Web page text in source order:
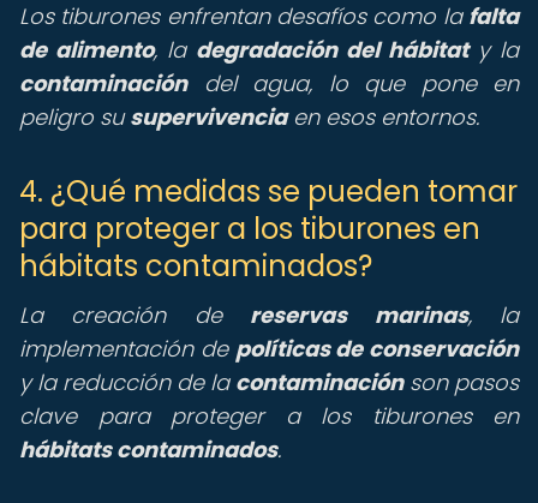
Los tiburones enfrentan desafíos como la falta
de alimento, la degradación del hábitaty la
contaminacióndel agua, lo que pone en
peligro susupervivenciaen esos entornos.
4. ¿Qué medidas se pueden tomar
para proteger a los tiburones en
hábitats contaminados?
La creación de reservas marinas, la
implementación de políticas de conservación
y la reducción de la contaminaciónson pasos
clave para proteger a los tiburones en
hábitats contaminados.